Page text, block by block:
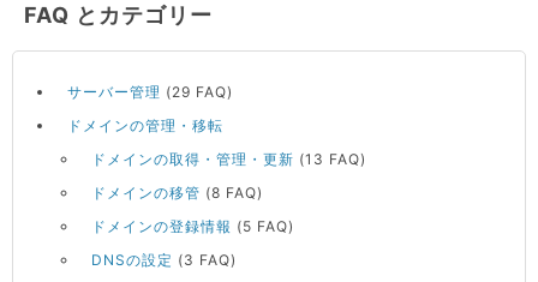
FAQ とカテゴリー
サーバー管理 (29 FAQ)
ドメインの管理・移転
ドメインの取得・管理・更新 (13 FAQ)
ドメインの移管 (8 FAQ)
ドメインの登録情報 (5 FAQ)
DNSの設定 (3 FAQ)